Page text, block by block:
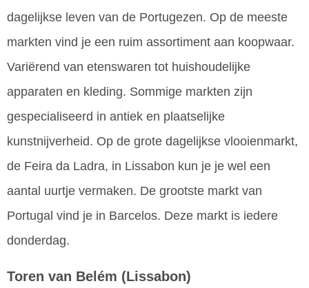
dagelijkse leven van de Portugezen. Op de meeste
markten vind je een ruim assortiment aan koopwaar.
Variërend van etenswaren tot huishoudelijke
apparaten en kleding. Sommige markten zijn
gespecialiseerd in antiek en plaatselijke
kunstnijverheid. Op de grote dagelijkse vlooienmarkt,
de Feira da Ladra, in Lissabon kun je je wel een
aantal uurtje vermaken. De grootste markt van
Portugal vind je in Barcelos. Deze markt is iedere
donderdag.
Toren van Belém (Lissabon)